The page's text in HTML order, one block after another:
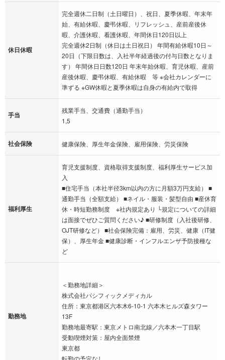
休日休暇
完全週休二日制（土日曜日）、祝日、夏季休暇、年末年
始、有給休暇、慶弔休暇、リフレッシュ、産前産後休
暇、介護休暇、看護休暇、年間休日120日以上
完全週休2日制（休日は土日祝日） 年間有給休暇10日～
20日（下限日数は、入社半年経過後の付与日数となりま
す） 年間休日日数120日 年末年始休暇、育児休暇、産前
産後休暇、慶弔休暇、有給休暇 等 ※会社カレンダーに
準ずる ※GW休暇と夏季休暇は自身の有給内で取得
手当
残業手当、交通費（通勤手当）
1,5
社会保険 健康保険、厚生年金保険、雇用保険、労災保険
福利厚生
育児支援制度、資格取得支援制度、福利厚生サービス加
入
■住宅手当（本社半径3km以内の方に月額3万円支給） ■
通勤手当（全額支給） ■ネイル・服装・髪型自由 ■産休育
休・時短勤務制度 ※社内規定あり └規定についての詳細
は面接でぜひご質問ください♪ ■研修制度（入社後研修、
OJT研修など） ■社会保険完備：雇用、労災、健康（IT健
保）、厚生年金 ■健康診断・インフルエンザ予防接種な
ど
勤務地
＜勤務地詳細＞
株式会社パシフィックメディカル
住所：東京都港区六本木6-10-1 六本木ヒルズ森タワー
13F
勤務地最寄駅：東京メトロ南北線／六本木一丁目駅
受動喫煙対策：屋内全面禁煙
東京都